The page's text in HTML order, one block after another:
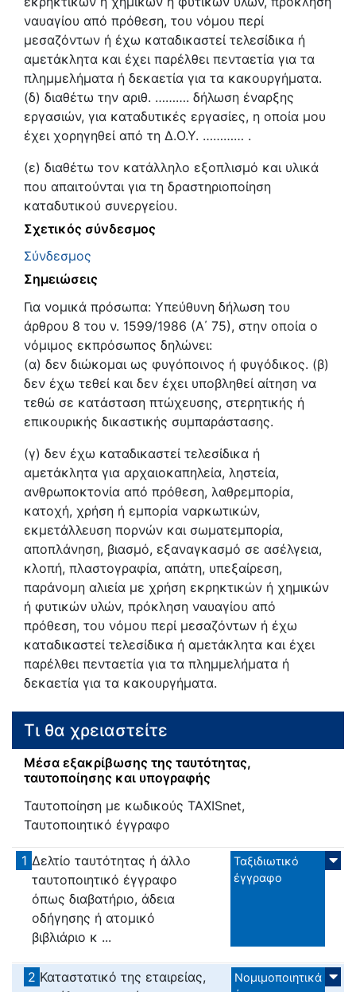
ναυαγίου από πρόθεση, του νόμου περί
μεσαζόντων ή έχω καταδικαστεί τελεσίδικα ή
αμετάκλητα και έχει παρέλθει πενταετία για τα
πλημμελήματα ή δεκαετία για τα κακουργήματα.
(δ) διαθέτω την αριθ. ………. δήλωση έναρξης
εργασιών, για καταδυτικές εργασίες, η οποία μου
έχει χορηγηθεί από τη Δ.Ο.Υ. ………… .
(ε) διαθέτω τον κατάλληλο εξοπλισμό και υλικά
που απαιτούνται για τη δραστηριοποίηση
καταδυτικού συνεργείου.
Σχετικός σύνδεσμος
Σύνδεσμος
Σημειώσεις
Για νομικά πρόσωπα: Υπεύθυνη δήλωση του
άρθρου 8 του ν. 1599/1986 (Α΄ 75), στην οποία ο
νόμιμος εκπρόσωπος δηλώνει:
(α) δεν διώκομαι ως φυγόποινος ή φυγόδικος. (β)
δεν έχω τεθεί και δεν έχει υποβληθεί αίτηση να
τεθώ σε κατάσταση πτώχευσης, στερητικής ή
επικουρικής δικαστικής συμπαράστασης.
(γ) δεν έχω καταδικαστεί τελεσίδικα ή
αμετάκλητα για αρχαιοκαπηλεία, ληστεία,
ανθρωποκτονία από πρόθεση, λαθρεμπορία,
κατοχή, χρήση ή εμπορία ναρκωτικών,
εκμετάλλευση πορνών και σωματεμπορία,
αποπλάνηση, βιασμό, εξαναγκασμό σε ασέλγεια,
κλοπή, πλαστογραφία, απάτη, υπεξαίρεση,
παράνομη αλιεία με χρήση εκρηκτικών ή χημικών
ή φυτικών υλών, πρόκληση ναυαγίου από
πρόθεση, του νόμου περί μεσαζόντων ή έχω
καταδικαστεί τελεσίδικα ή αμετάκλητα και έχει
παρέλθει πενταετία για τα πλημμελήματα ή
δεκαετία για τα κακουργήματα.
Τι θα χρειαστείτε
Μέσα εξακρίβωσης της ταυτότητας,
ταυτοποίησης και υπογραφής
Ταυτοποίηση με κωδικούς TAXISnet,
Ταυτοποιητικό έγγραφο
1 Δελτίο ταυτότητας ή άλλο
ταυτοποιητικό έγγραφο
όπως διαβατήριο, άδεια
οδήγησης ή ατομικό
βιβλιάριο κ ...
Ταξιδιωτικό
έγγραφο
2 Καταστατικό της εταιρείας,
Νομιμοποιητικά